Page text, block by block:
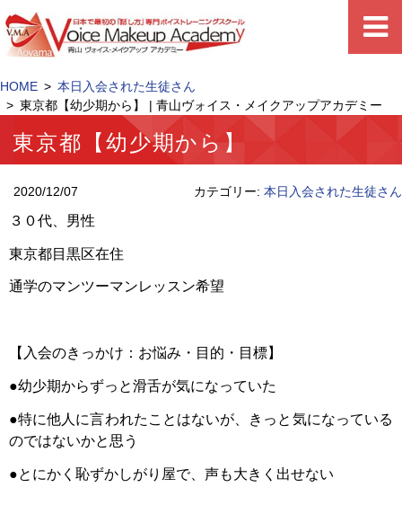
HOME
本日入会された生徒さん
東京都【幼少期から】 | 青山ヴォイス・メイクアップアカデミー
東京都【幼少期から】
2020/12/07 カテゴリー: 本日入会された生徒さん
３０代、男性
東京都目黒区在住
通学のマンツーマンレッスン希望
【入会のきっかけ：お悩み・目的・目標】
●幼少期からずっと滑舌が気になっていた
●特に他人に言われたことはないが、きっと気になっている
のではないかと思う
●とにかく恥ずかしがり屋で、声も大きく出せない